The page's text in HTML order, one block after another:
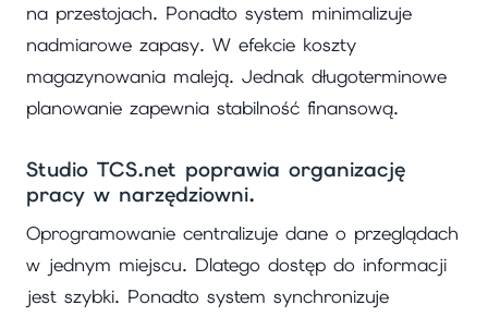
na przestojach. Ponadto system minimalizuje
nadmiarowe zapasy. W efekcie koszty
magazynowania maleją. Jednak długoterminowe
planowanie zapewnia stabilność finansową.
Studio TCS.net poprawia organizację
pracy w narzędziowni.
Oprogramowanie centralizuje dane o przeglądach
w jednym miejscu. Dlatego dostęp do informacji
jest szybki. Ponadto system synchronizuje